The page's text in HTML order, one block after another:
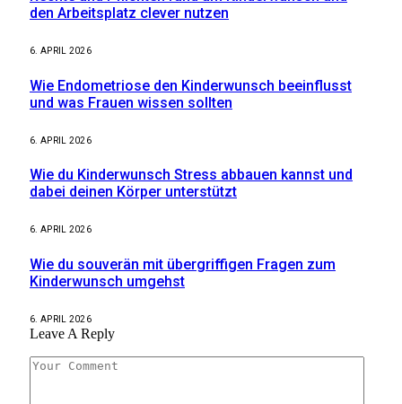
den Arbeitsplatz clever nutzen
6. APRIL 2026
Wie Endometriose den Kinderwunsch beeinflusst
und was Frauen wissen sollten
6. APRIL 2026
Wie du Kinderwunsch Stress abbauen kannst und
dabei deinen Körper unterstützt
6. APRIL 2026
Wie du souverän mit übergriffigen Fragen zum
Kinderwunsch umgehst
6. APRIL 2026
Leave A Reply